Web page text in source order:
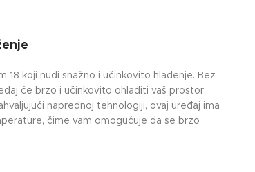
18 koji nudi snažno i učinkovito hlađenje. Bez
će brzo i učinkovito ohladiti vaš prostor,
naprednoj tehnologiji, ovaj uređaj ima
čime vam omogućuje da se brzo